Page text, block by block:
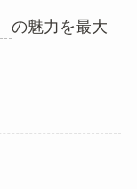
の魅力を最大